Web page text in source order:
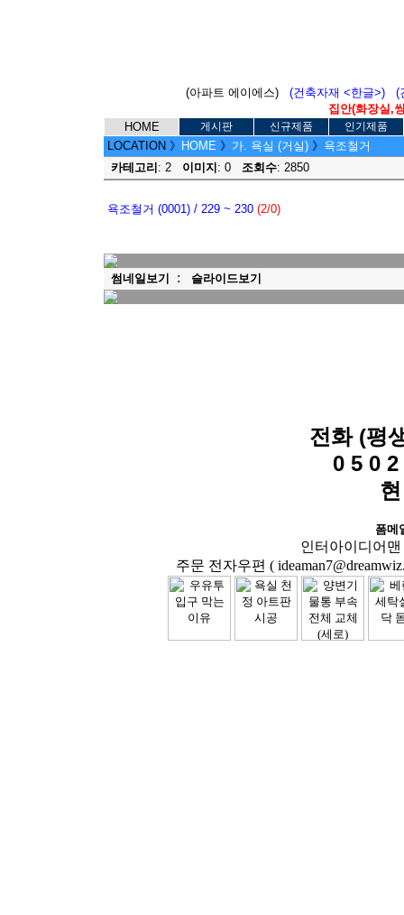
(아파트 에이에스) (건축자재 <한글>)
(
집안(화장실,
HOME
게시판 신규제품 인기제품
LOCATION 》 HOME 》 가. 욕실 (거실) 》 욕조철거
카테고리 : 2 이미지 : 0 조회수: 2850
욕조철거 (0001) / 229 ~ 230 (2/0)
썸네일보기 : 슬라이드보기
전화 (평
0 5 0
폼메
인터아이디어맨
주문 전자우편 (